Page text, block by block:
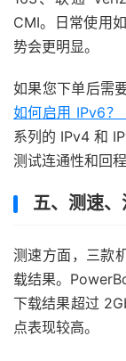
CMI。日常使用
势会更明显。
如果您下单后需
如何启用 IPv6？
系列的 IPv4 和
测试连通性和回程
五、测速
测速方面，三款
载结果。
下载结果超过
点表现较高。